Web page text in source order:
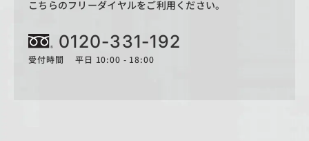
こちらのフリーダイヤルをご利用ください。
0120-331-192
受付時間 平日 10:00 - 18:00